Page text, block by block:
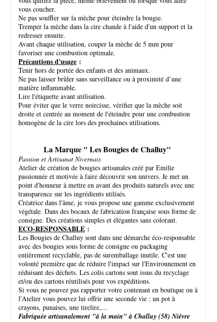
vous coucher.
Ne pas souffler sur la mèche pour éteindre la bougie.
Tremper la mèche dans la cire chaude à l'aide d'un support et la
redresser ensuite.
Avant chaque utilisation, couper la mèche de 5 mm pour
favoriser une combustion optimale.
Précautions d'usage :
Tenir hors de portée des enfants et des animaux.
Ne pas laisser brûler sans surveillance ou à proximité d’une
matière inflammable.
Lire l'étiquette avant utilisation.
Pour éviter que le verre noircisse, vérifier que la mèche soit
droite et centrée au moment de l'éteindre pour une combustion
homogène de la cire lors des prochaines utilisations.
La Marque " Les Bougies de Challuy"
Passion et Artisanat Nivernais
Atelier de création de bougies artisanales créé par Emilie
passionnée et motivée à faire découvrir son univers. Je met un
point d'honneur à mettre en avant des produits naturels avec une
transparence sur les ingrédients utilisés.
Créatrice dans l'âme, je vous propose une gamme exclusivement
végétale. Dans des bocaux de fabrication française sous forme de
consigne. Des créations simples et élégantes sans colorant.
ECO-RESPONSABLE :
Les Bougies de Challuy sont dans une démarche éco-responsable
avec des bougies sous forme de consigne ou packaging
entièrement recyclable, pas de suremballage inutile. C'est une
volonté première que de réduire l'impact sur l'Environnement en
réduisant des déchets. Les colis cartons sont issus du recyclage
et/ou des cartons réutilisés pour vos expéditions.
Si vous ne pouvez pas rapporter votre contenant en boutique ou à
l'Atelier vous pouvez lui offrir une seconde vie : un pot à
crayons, punaises, une tirelire,...
Fabriquée artisanalement "à la main" à Challuy (58) Nièvre